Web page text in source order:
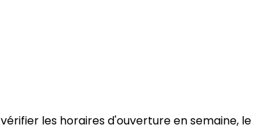
les horaires d'ouverture en semaine, le